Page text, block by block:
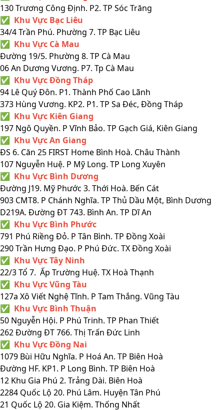
130 Trương Công Định. P2. TP Sóc Trăng
✅ Khu Vực Bạc Liêu
34/4 Trần Phú. Phường 7. TP Bạc Liêu
✅ Khu Vực Cà Mau
Đường 19/5. Phường 8. TP Cà Mau
06 An Dương Vương. P7. Tp Cà Mau
✅ Khu Vực Đồng Tháp
94 Lê Quý Đôn. P1. Thành Phố Cao Lãnh
373 Hùng Vương. KP2. P1. TP Sa Đéc, Đồng Tháp
✅ Khu Vực Kiên Giang
197 Ngô Quyền. P Vĩnh Bảo. TP Gạch Giá, Kiên Giang
✅ Khu Vực An Giang
ĐS 6. Căn 25 FIRST Home Bình Hoà. Châu Thành
107 Nguyễn Huệ. P Mỹ Long. TP Long Xuyên
✅ Khu Vực Bình Dương
Đường J19. Mỹ Phước 3. Thới Hoà. Bến Cát
903 CMT8. P Chánh Nghĩa. TP Thủ Dầu Một, Bình Dương
D219A. Đường ĐT 743. Bình An. TP Dĩ An
✅ Khu Vực Bình Phước
791 Phú Riềng Đỏ. P Tân Bình. TP Đồng Xoài
290 Trần Hưng Đạo. P Phú Đức. TX Đồng Xoài
✅ Khu Vực Tây Ninh
22/3 Tổ 7. Ấp Trường Huệ. TX Hoà Thạnh
✅ Khu Vực Vũng Tàu
127a Xô Viết Nghệ Tĩnh. P Tam Thắng. Vũng Tàu
✅ Khu Vực Bình Thuận
50 Nguyễn Hội. P Phú Trinh. TP Phan Thiết
262 Đường ĐT 766. Thị Trấn Đức Linh
✅ Khu Vực Đồng Nai
1079 Bùi Hữu Nghĩa. P Hoá An. TP Biên Hoà
Đường HF. KP1. P Long Bình. TP Biên Hoà
12 Khu Gia Phú 2. Trảng Dài. Biên Hoà
2284 Quốc Lộ 20. Phú Lâm. Huyện Tân Phú
21 Quốc Lộ 20. Gia Kiệm. Thống Nhất